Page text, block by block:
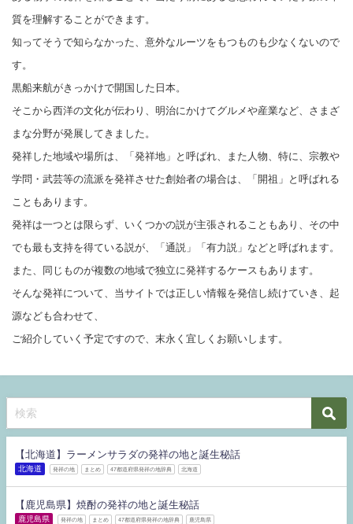
質を理解することができます。
知ってそうで知らなかった、意外なルーツをもつものも少なくないので
す。
黒船来航がきっかけで開国した日本。
そこから西洋の文化が伝わり、明治にかけてグルメや産業など、さまざ
まな分野が発展してきました。
発祥した地域や場所は、「発祥地」と呼ばれ、また人物、特に、宗教や
学問・武芸等の流派を発祥させた創始者の場合は、「開祖」と呼ばれる
こともあります。
発祥は一つとは限らず、いくつかの説が主張されることもあり、その中
でも最も支持を得ている説が、「通説」「有力説」などと呼ばれます。
また、同じものが複数の地域で独立に発祥するケースもあります。
そんな発祥について、当サイトでは正しい情報を発信し続けていき、起
源なども合わせて、
ご紹介していく予定ですので、末永く宜しくお願いします。
【北海道】ラーメンサラダの発祥の地と誕生秘話
北海道 発祥の地 まとめ 47都道府県発祥の地辞典 北海道
【鹿児島県】焼酎の発祥の地と誕生秘話
鹿児島県 発祥の地 まとめ 47都道府県発祥の地辞典 鹿児島県